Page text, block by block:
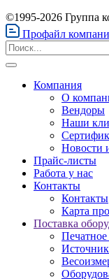
©1995-2026 Группа
Профайл
Компания
О
Вендоры
Наши
Новости
Прайс-листы
Работа у нас
Контакты
Контакты
Карта
Поставка
Печатное